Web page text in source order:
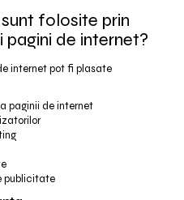
folosite prin
de internet?
internet pot fi plasate
paginii de internet
publicitate